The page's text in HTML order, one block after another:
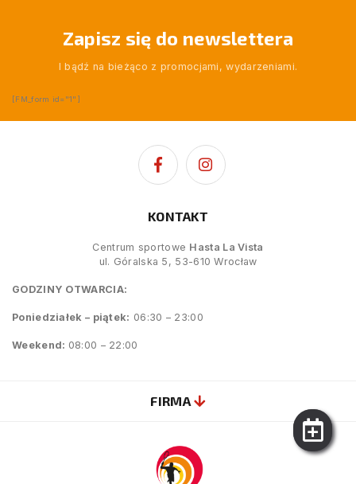
Zapisz się do newslettera
I bądź na bieżąco z promocjami, wydarzeniami.
[FM_form id="1"]
KONTAKT
Centrum sportowe Hasta La Vista
ul. Góralska 5, 53-610 Wrocław
GODZINY OTWARCIA:
Poniedziałek – piątek: 06:30 – 23:00
Weekend: 08:00 – 22:00
FIRMA